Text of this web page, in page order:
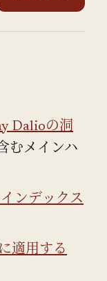
Dalioの洞
むメインハ
ンデックス
適用する